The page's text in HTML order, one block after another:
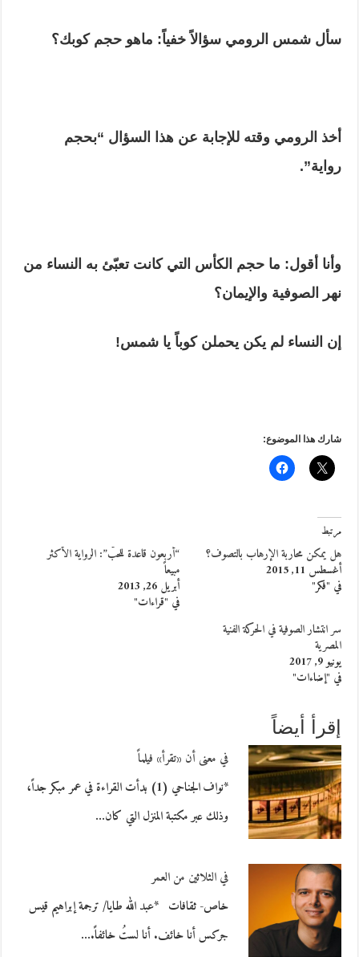
سأل شمس الرومي سؤالاً خفياً: ماهو حجم كوبك؟
أخذ الرومي وقته للإجابة عن هذا السؤال “بحجم
رواية”.
وأنا أقول: ما حجم الكأس التي كانت تعبّئ به النساء من
نهر الصوفية والإيمان؟
إن النساء لم يكن يحملن كوباً يا شمس!
شارك هذا الموضوع:
مرتبط
هل يمكن محاربة الإرهاب بالتصوف؟
أغسطس 11, 2015
في "فكر"
“أربعون قاعدة للحبّ”: الرواية الأكثر
مبيعاً
أبريل 26, 2013
في "قراءات"
سر انتشار الصوفية في الحركة الفنية
المصرية
يونيو 9, 2017
في "إضاءات"
إقرأ أيضاً
في معنى أن «تقرأ» فيلماً
*نواف الجناحي (1) بدأت القراءة في عمر مبكر جداً،
وذلك عبر مكتبة المنزل التي كان…
في الثلاثين من العمر
خاص- ثقافات *عبد الله طايا/ ترجمة إبراهيم قيس
جركس أنا خائف. أنا لستُ خائفاً.…